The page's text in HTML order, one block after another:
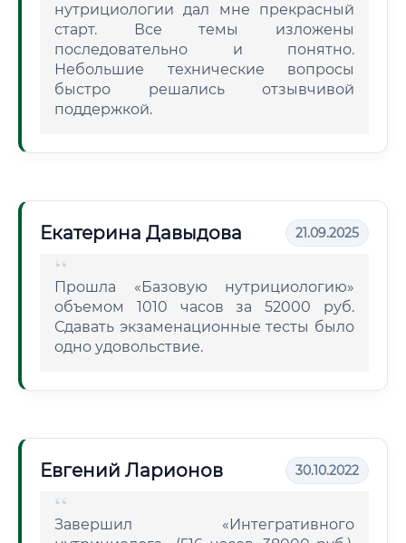
нутрициологии дал мне прекрасный
старт. Все темы изложены
последовательно и понятно.
Небольшие технические вопросы
быстро решались отзывчивой
поддержкой.
Екатерина Давыдова 21.09.2025
Прошла «Базовую нутрициологию»
объемом 1010 часов за 52000 руб.
Сдавать экзаменационные тесты было
одно удовольствие.
Евгений Ларионов 30.10.2022
Завершил «Интегративного